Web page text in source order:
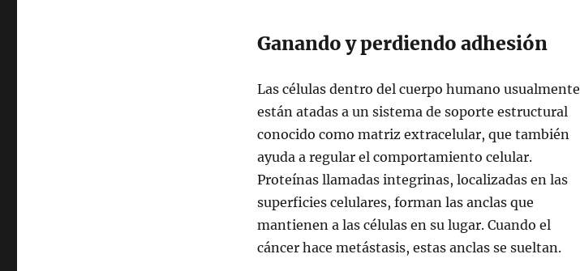
Ganando y perdiendo adhesión
Las células dentro del cuerpo humano usualmente
están atadas a un sistema de soporte estructural
conocido como matriz extracelular, que también
ayuda a regular el comportamiento celular.
Proteínas llamadas integrinas, localizadas en las
superficies celulares, forman las anclas que
mantienen a las células en su lugar. Cuando el
cáncer hace metástasis, estas anclas se sueltan.